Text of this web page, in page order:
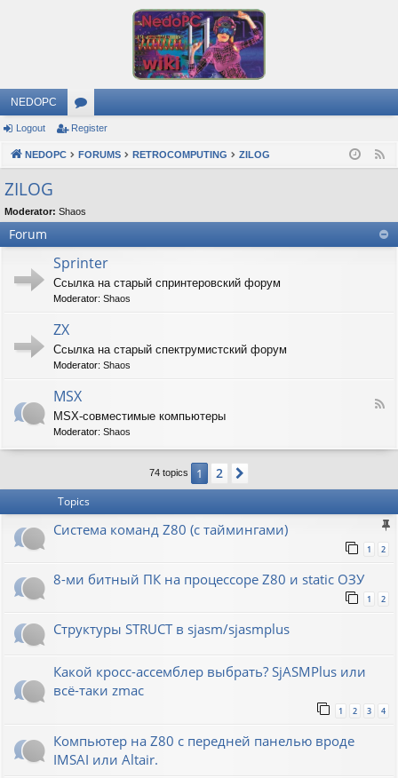
NEDOPC
or
u
s
Logout Register
NEDOPC FORUMS RETROCOMPUTING ZILOG
ZILOG
Moderator: Shaos
Forum
Sprinter
Ссылка на старый спринтеровский форум
Moderator: Shaos
ZX
Ссылка на старый спектрумистский форум
Moderator: Shaos
F
S
MSX
MSX-совместимые компьютеры
Moderator: Shaos
74 topics 1 2
Topics
Система команд Z80 (с таймингами)
1 2
8-ми битный ПК на процессоре Z80 и static ОЗУ
1 2
Структуры STRUCT в sjasm/sjasmplus
Какой кросс-ассемблер выбрать? SjASMPlus или
всё-таки zmac
1 2 3 4
Компьютер на Z80 с передней панелью вроде
IMSAI или Altair.